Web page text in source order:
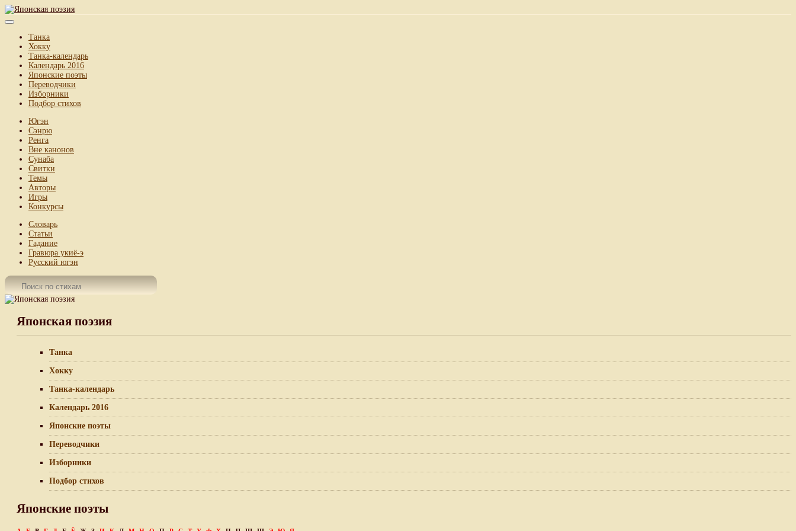
Танка
Хокку
Танка-календарь
Календарь 2016
Японские поэты
Переводчики
Изборники
Подбор стихов
Югэн
Сэнрю
Ренга
Вне канонов
Сунаба
Свитки
Темы
Авторы
Игры
Конкурсы
Словарь
Статьи
Гадание
Гравюра укиё-э
Русский югэн
Японская поэзия
Танка
Хокку
Танка-календарь
Календарь 2016
Японские поэты
Переводчики
Изборники
Подбор стихов
Японские поэты